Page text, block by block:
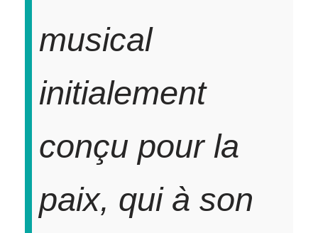
musical
initialement
conçu pour la
paix, qui à son